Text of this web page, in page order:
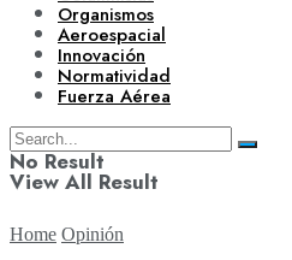
Organismos
Aeroespacial
Innovación
Normatividad
Fuerza Aérea
No Result
View All Result
Home Opinión